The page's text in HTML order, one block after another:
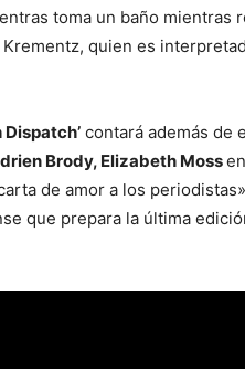
toma un baño mientras
quien es
Dispatch’ contará además de
Brody, Elizabeth Moss
de amor a los
que prepara la última